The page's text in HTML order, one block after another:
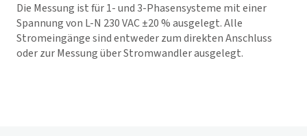
Die Messung ist für 1- und 3-Phasensysteme mit einer
Spannung von L-N 230 VAC ±20 % ausgelegt. Alle
Stromeingänge sind entweder zum direkten Anschluss
oder zur Messung über Stromwandler ausgelegt.